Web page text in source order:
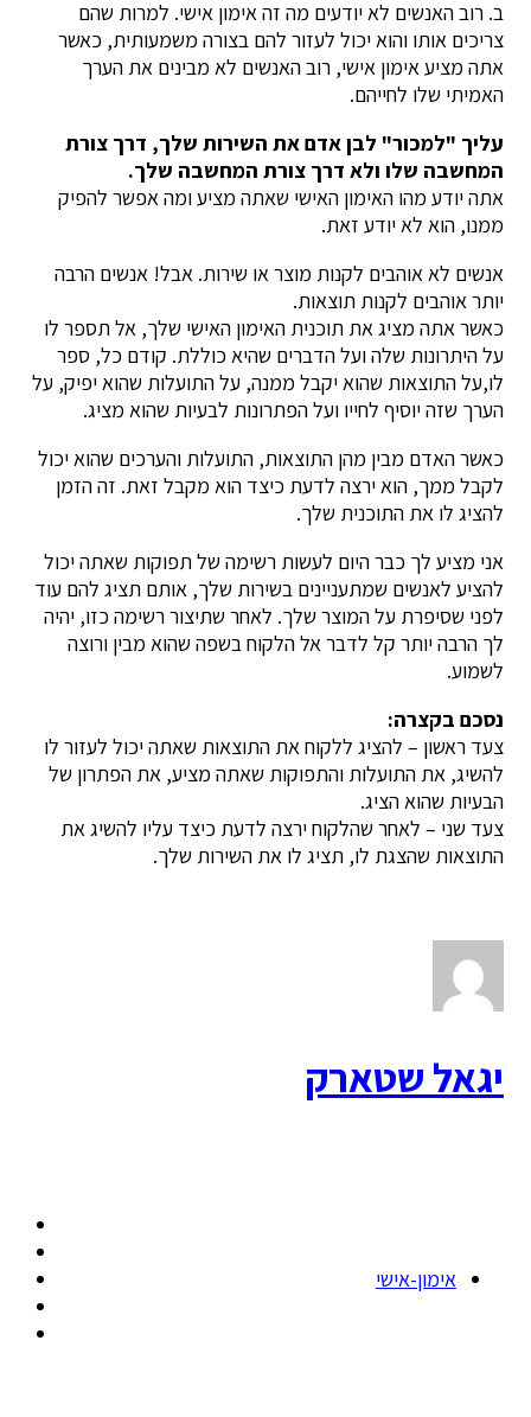
ב. רוב האנשים לא יודעים מה זה אימון אישי. למרות שהם
צריכים אותו והוא יכול לעזור להם בצורה משמעותית, כאשר
אתה מציע אימון אישי, רוב האנשים לא מבינים את הערך
האמיתי שלו לחייהם.
עליך "למכור" לבן אדם את השירות שלך, דרך צורת
המחשבה שלו ולא דרך צורת המחשבה שלך.
אתה יודע מהו האימון האישי שאתה מציע ומה אפשר להפיק
ממנו, הוא לא יודע זאת.
אנשים לא אוהבים לקנות מוצר או שירות. אבל! אנשים הרבה
יותר אוהבים לקנות תוצאות.
כאשר אתה מציג את תוכנית האימון האישי שלך, אל תספר לו
על היתרונות שלה ועל הדברים שהיא כוללת. קודם כל, ספר
לו,על התוצאות שהוא יקבל ממנה, על התועלות שהוא יפיק, על
הערך שזה יוסיף לחייו ועל הפתרונות לבעיות שהוא מציג.
כאשר האדם מבין מהן התוצאות, התועלות והערכים שהוא יכול
לקבל ממך, הוא ירצה לדעת כיצד הוא מקבל זאת. זה הזמן
להציג לו את התוכנית שלך.
אני מציע לך כבר היום לעשות רשימה של תפוקות שאתה יכול
להציע לאנשים שמתעניינים בשירות שלך, אותם תציג להם עוד
לפני שסיפרת על המוצר שלך. לאחר שתיצור רשימה כזו, יהיה
לך הרבה יותר קל לדבר אל הלקוח בשפה שהוא מבין ורוצה
לשמוע.
נסכם בקצרה:
צעד ראשון – להציג ללקוח את התוצאות שאתה יכול לעזור לו
להשיג, את התועלות והתפוקות שאתה מציע, את הפתרון של
הבעיות שהוא הציג.
צעד שני – לאחר שהלקוח ירצה לדעת כיצד עליו להשיג את
התוצאות שהצגת לו, תציג לו את השירות שלך.
יגאל שטארק
אימון-אישי